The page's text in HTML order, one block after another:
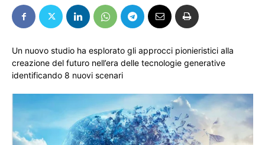
Un nuovo studio ha esplorato gli approcci pionieristici alla
creazione del futuro nell’era delle tecnologie generative
identificando 8 nuovi scenari